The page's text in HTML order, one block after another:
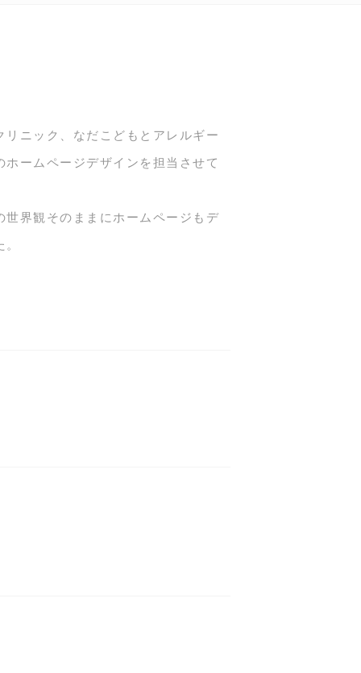
リニック、なだこどもとアレルギー
ホームページデザインを担当させて
世界観そのままにホームページもデ